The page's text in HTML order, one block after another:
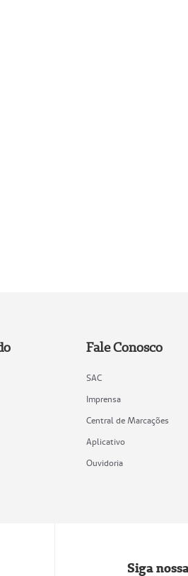
Fale Conosco
SAC
Imprensa
Central de Marcações
Aplicativo
Ouvidoria
Siga